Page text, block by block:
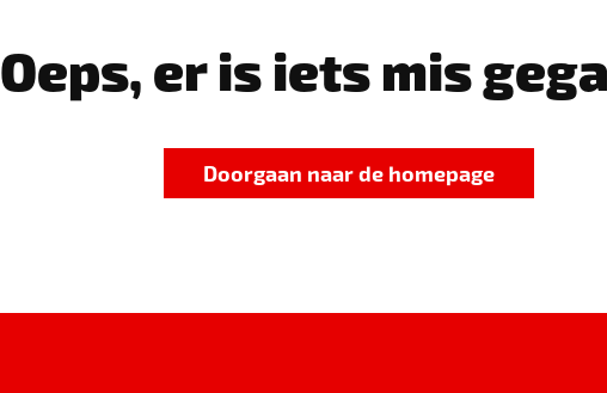
Oeps, er is iets mis
Doorgaan naar de homepage